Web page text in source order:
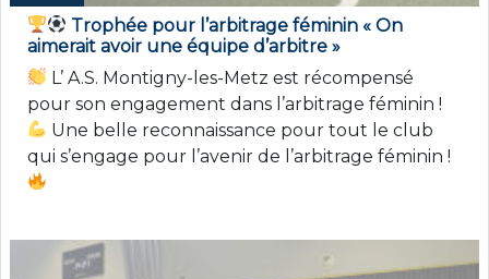
Trophée pour l’arbitrage féminin « On
aimerait avoir une équipe d’arbitre »
L’ A.S. Montigny-les-Metz est récompensé
pour son engagement dans l’arbitrage féminin !
Une belle reconnaissance pour tout le club
qui s’engage pour l’avenir de l’arbitrage féminin !